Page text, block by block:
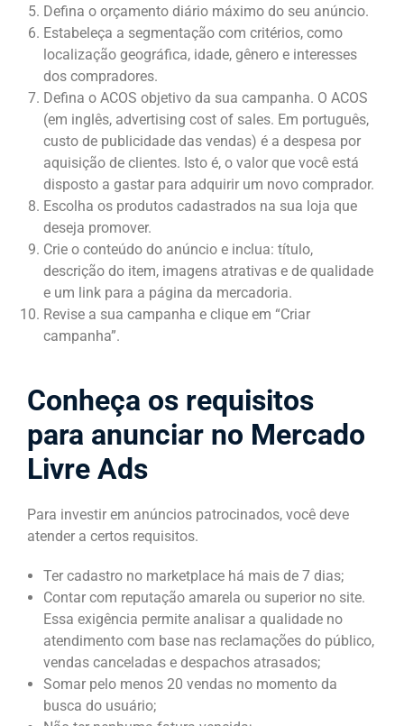
Defina o orçamento diário máximo do seu anúncio.
Estabeleça a segmentação com critérios, como
localização geográfica, idade, gênero e interesses
dos compradores.
Defina o ACOS objetivo da sua campanha. O ACOS
(em inglês, advertising cost of sales. Em português,
custo de publicidade das vendas) é a despesa por
aquisição de clientes. Isto é, o valor que você está
disposto a gastar para adquirir um novo comprador.
Escolha os produtos cadastrados na sua loja que
deseja promover.
Crie o conteúdo do anúncio e inclua: título,
descrição do item, imagens atrativas e de qualidade
e um link para a página da mercadoria.
Revise a sua campanha e clique em “Criar
campanha”.
Conheça os requisitos
para anunciar no Mercado
Livre Ads
Para investir em anúncios patrocinados, você deve
atender a certos requisitos.
Ter cadastro no marketplace há mais de 7 dias;
Contar com reputação amarela ou superior no site.
Essa exigência permite analisar a qualidade no
atendimento com base nas reclamações do público,
vendas canceladas e despachos atrasados;
Somar pelo menos 20 vendas no momento da
busca do usuário;